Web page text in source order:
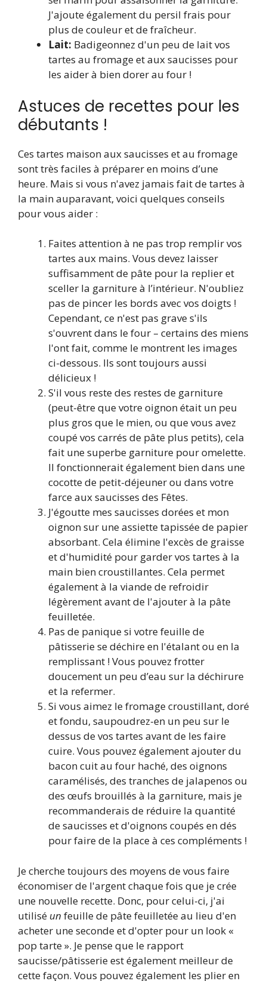
J'ajoute également du persil frais pour
plus de couleur et de fraîcheur.
Lait: Badigeonnez d'un peu de lait vos
tartes au fromage et aux saucisses pour
les aider à bien dorer au four !
Astuces de recettes pour les
débutants !
Ces tartes maison aux saucisses et au fromage
sont très faciles à préparer en moins d’une
heure. Mais si vous n'avez jamais fait de tartes à
la main auparavant, voici quelques conseils
pour vous aider :
Faites attention à ne pas trop remplir vos
tartes aux mains. Vous devez laisser
suffisamment de pâte pour la replier et
sceller la garniture à l’intérieur. N'oubliez
pas de pincer les bords avec vos doigts !
Cependant, ce n'est pas grave s'ils
s'ouvrent dans le four – certains des miens
l'ont fait, comme le montrent les images
ci-dessous. Ils sont toujours aussi
délicieux !
S'il vous reste des restes de garniture
(peut-être que votre oignon était un peu
plus gros que le mien, ou que vous avez
coupé vos carrés de pâte plus petits), cela
fait une superbe garniture pour omelette.
Il fonctionnerait également bien dans une
cocotte de petit-déjeuner ou dans votre
farce aux saucisses des Fêtes.
J'égoutte mes saucisses dorées et mon
oignon sur une assiette tapissée de papier
absorbant. Cela élimine l'excès de graisse
et d'humidité pour garder vos tartes à la
main bien croustillantes. Cela permet
également à la viande de refroidir
légèrement avant de l'ajouter à la pâte
feuilletée.
Pas de panique si votre feuille de
pâtisserie se déchire en l'étalant ou en la
remplissant ! Vous pouvez frotter
doucement un peu d’eau sur la déchirure
et la refermer.
Si vous aimez le fromage croustillant, doré
et fondu, saupoudrez-en un peu sur le
dessus de vos tartes avant de les faire
cuire. Vous pouvez également ajouter du
bacon cuit au four haché, des oignons
caramélisés, des tranches de jalapenos ou
des œufs brouillés à la garniture, mais je
recommanderais de réduire la quantité
de saucisses et d'oignons coupés en dés
pour faire de la place à ces compléments !
Je cherche toujours des moyens de vous faire
économiser de l'argent chaque fois que je crée
une nouvelle recette. Donc, pour celui-ci, j'ai
utilisé un feuille de pâte feuilletée au lieu d'en
acheter une seconde et d'opter pour un look «
pop tarte ». Je pense que le rapport
saucisse/pâtisserie est également meilleur de
cette façon. Vous pouvez également les plier en